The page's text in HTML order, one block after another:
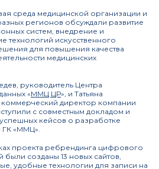
среда медицинской организации и
регионов обсуждали развитие
систем, внедрение и
технологий искусственного
для повышения качества
медицинских
руководитель Центра
«ММЦ ЦР», и Татьяна
директор компании
с совместным докладом и
кейсов о разработке
ГК «ММЦ».
проекта ребрендинга цифрового
созданы 13 новых сайтов,
удобные технологии для записи на